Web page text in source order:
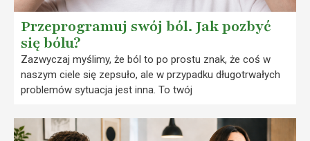
Przeprogramuj swój ból. Jak pozbyć
się bólu?
Zazwyczaj myślimy, że ból to po prostu znak, że coś w
naszym ciele się zepsuło, ale w przypadku długotrwałych
problemów sytuacja jest inna. To twój